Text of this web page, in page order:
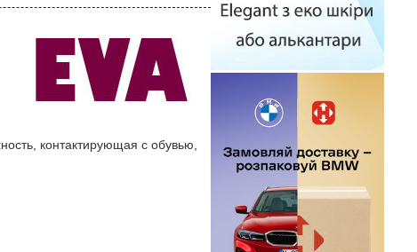
контактирующая с обувью,